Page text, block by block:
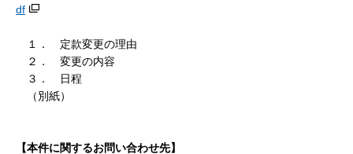
df
１． 定款変更の理由
２． 変更の内容
３． 日程
（別紙）
【本件に関するお問い合わせ先】